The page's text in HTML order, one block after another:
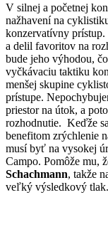
V silnej a početnej
nažhavení na
konzervatívny
a delil favoritov na
bude jeho výhodou,
vyčkávaciu taktiku
menšej skupine
prístupe.
priestor na útok, a
rozhodnutie. Keďže
benefitom zrýchlenie
musí byť na vysokej
Campo. Pomôže mu,
Schachmann, takže
veľký výsledkový tlak.